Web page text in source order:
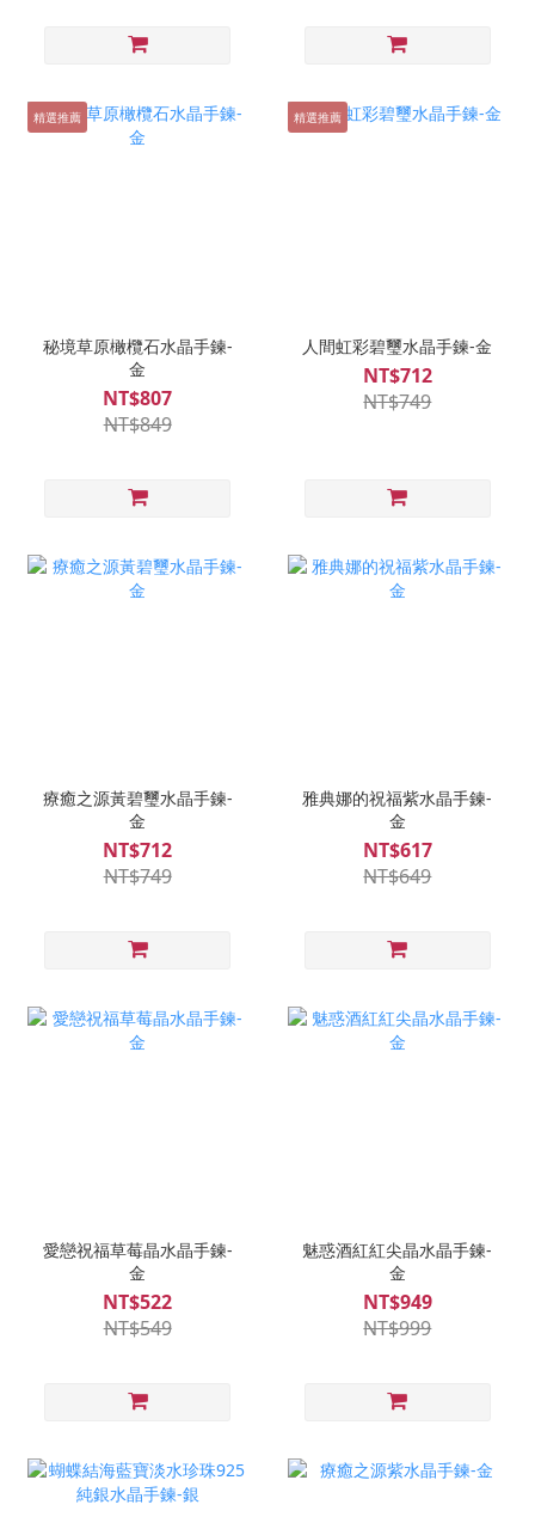
精選推薦
秘境草原橄欖石水晶手鍊-
金
NT$807
NT$849
精選推薦
人間虹彩碧璽水晶手鍊-金
NT$712
NT$749
療癒之源黃碧璽水晶手鍊-
金
NT$712
NT$749
雅典娜的祝福紫水晶手鍊-
金
NT$617
NT$649
愛戀祝福草莓晶水晶手鍊-
金
NT$522
NT$549
魅惑酒紅紅尖晶水晶手鍊-
金
NT$949
NT$999